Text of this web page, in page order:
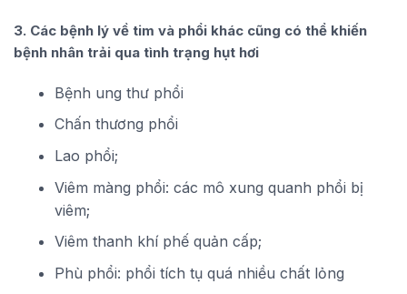
3. Các bệnh lý về tim và phổi khác cũng có thể khiến
bệnh nhân trải qua tình trạng hụt hơi
Bệnh ung thư phổi
Chấn thương phổi
Lao phổi;
Viêm màng phổi: các mô xung quanh phổi bị
viêm;
Viêm thanh khí phế quản cấp;
Phù phổi: phổi tích tụ quá nhiều chất lỏng